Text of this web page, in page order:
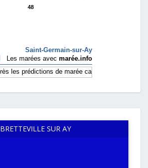
BRETTEVILLE SUR AY